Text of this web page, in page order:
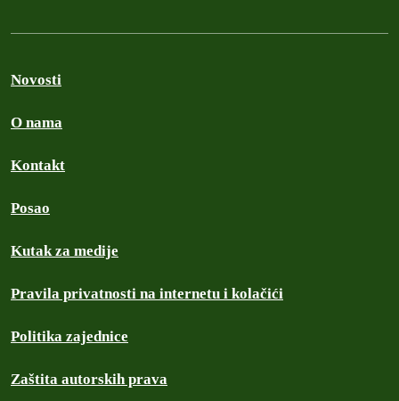
Novosti
O nama
Kontakt
Posao
Kutak za medije
Pravila privatnosti na internetu i kolačići
Politika zajednice
Zaštita autorskih prava